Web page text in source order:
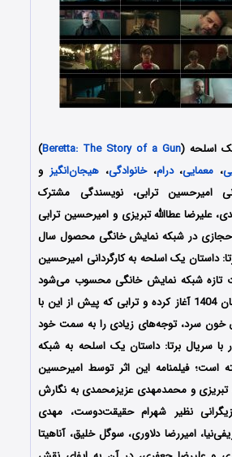
اسلحه (Beretta: The Story of a Gun
)
، معمایی،درام،خانوادگی، هیجان‌انگیز و
امیرحسین ترابی، نویسندگی مشترک
علیرضا عطاالله تبریزی و امیرحسین ترابی
حجازی در شبکه نمایش خانگی محصول سال
برتا: داستان یک اسلحه به کارگردانی امیرحسین
تازه‌ شبکه نمایش خانگی محسوب می‌شود
که پخش خود را از آبان 1404 آغاز کرده و ترابی که پیش از این با
خون‌ سرد، توجه‌های زیادی را به سمت خود
با سریال برتا: داستان یک اسلحه به شبکه‌
است؛ فیلمنامه‌ این اثر توسط امیرحسین
تبریزی و محمدمهدی عزیزمحمدی به نگارش
نظیر شهرام حقیقت‌‌دوست، مهدی
امیررضا دلاوری، سوگل خلیق، آناهیتا